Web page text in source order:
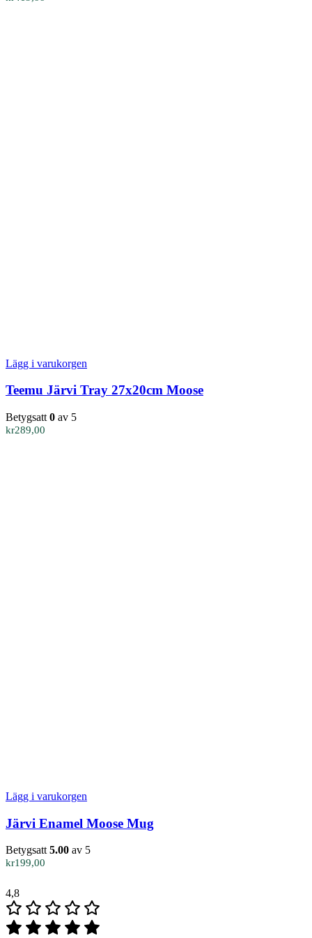
Lägg i varukorgen
Teemu Järvi Tray 27x20cm Moose
Betygsatt 0 av 5
kr289,00
Lägg i varukorgen
Järvi Enamel Moose Mug
Betygsatt 5.00 av 5
kr199,00
4,8